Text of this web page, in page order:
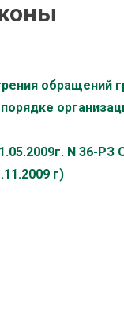
обращений
N 36-
г)